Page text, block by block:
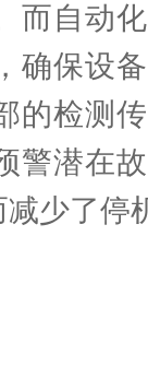
而自动
确保设
的检测
警潜在
少了停